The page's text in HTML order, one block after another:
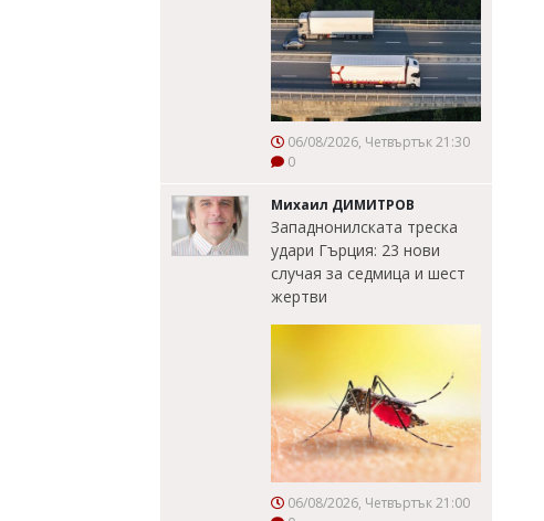
06/08/2026, Четвъртък 21:30
0
Михаил ДИМИТРОВ
Западнонилската треска
удари Гърция: 23 нови
случая за седмица и шест
жертви
06/08/2026, Четвъртък 21:00